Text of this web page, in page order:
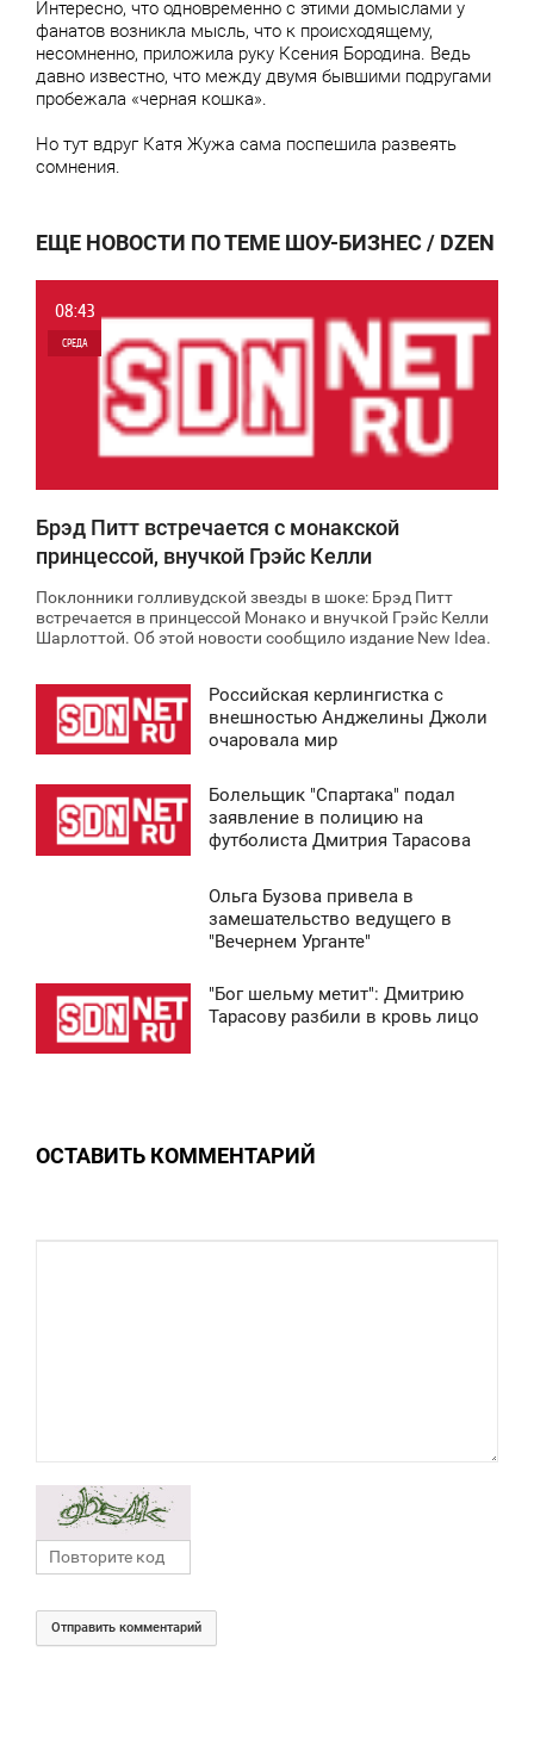
Интересно, что одновременно с этими домыслами у
фанатов возникла мысль, что к происходящему,
несомненно, приложила руку Ксения Бородина. Ведь
давно известно, что между двумя бывшими подругами
пробежала «черная кошка».
Но тут вдруг Катя Жужа сама поспешила развеять
сомнения.
ЕЩЕ НОВОСТИ ПО ТЕМЕ ШОУ-БИЗНЕС / DZEN
08:43
СРЕДА
Брэд Питт встречается с монакской
принцессой, внучкой Грэйс Келли
Поклонники голливудской звезды в шоке: Брэд Питт
встречается в принцессой Монако и внучкой Грэйс Келли
Шарлоттой. Об этой новости сообщило издание New Ideа.
Российская керлингистка с
внешностью Анджелины Джоли
очаровала мир
Болельщик "Спартака" подал
заявление в полицию на
футболиста Дмитрия Тарасова
Ольга Бузова привела в
замешательство ведущего в
"Вечернем Урганте"
"Бог шельму метит": Дмитрию
Тарасову разбили в кровь лицо
ОСТАВИТЬ КОММЕНТАРИЙ
Отправить комментарий